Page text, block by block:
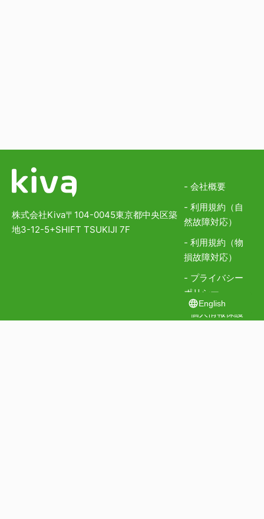
English
株式会社Kiva〒104-0045東京都中央区築
地3-12-5+SHIFT TSUKIJI 7F
- 会社概要
- 利用規約（自
然故障対応）
- 利用規約（物
損故障対応）
- プライバシー
ポリシー
- 個人情報保護